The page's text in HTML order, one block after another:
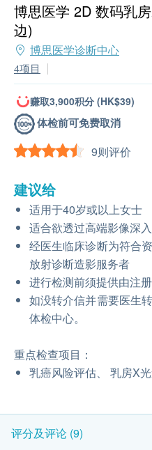
博思医学 2D 数码乳
边)
博思医学诊断中心
4项目
赚取3,900积分 (HK$39)
体检前可免费取消
9则评价
建议给
适用于40岁或以上女士
适合欲透过高端影像深
经医生临床诊断为符合
放射诊断造影服务者
进行检测前须提供由注
如没转介信并需要医生
体检中心。
重点检查项目：
乳癌风险评估、 乳房X
评分及评论 (9)